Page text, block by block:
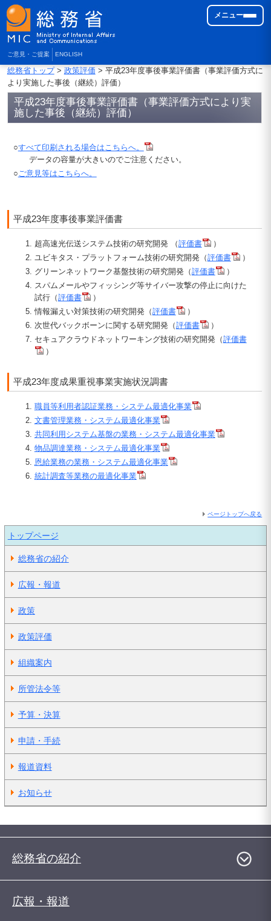
ご意見・ご提案 ENGLISH
メニュー
総務省トップ> 政策評価 > 平成23年度事後事業評価書（事業評価方式に
より実施した事後（継続）評価）
平成23年度事後事業評価書（事業評価方式により実
施した事後（継続）評価）
○すべて印刷される場合はこちらへ。
データの容量が大きいのでご注意ください。
○ご意見等はこちらへ。
平成23年度事後事業評価書
超高速光伝送システム技術の研究開発 （評価書
）
ユビキタス・プラットフォーム技術の研究開発（評価書
）
グリーンネットワーク基盤技術の研究開発（評価書
）
スパムメールやフィッシング等サイバー攻撃の停止に向けた
試行（評価書
）
情報漏えい対策技術の研究開発（評価書
）
次世代バックボーンに関する研究開発（評価書
）
セキュアクラウドネットワーキング技術の研究開発（評価書
）
平成23年度成果重視事業実施状況調書
職員等利用者認証業務・システム最適化事業
文書管理業務・システム最適化事業
共同利用システム基盤の業務・システム最適化事業
物品調達業務・システム最適化事業
恩給業務の業務・システム最適化事業
統計調査等業務の最適化事業
ページトップへ戻る
トップページ
総務省の紹介
広報・報道
政策
政策評価
組織案内
所管法令等
予算・決算
申請・手続
報道資料
お知らせ
総務省の紹介
広報・報道